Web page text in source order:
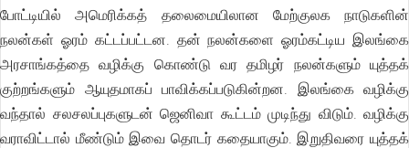
போட்டியில் அமெரிக்கத் தலைமையிலான மேற்குலக நாடுகளின்
நலன்கள் ஓரம் கட்டப்பட்டன. தன் நலன்களை ஓரம்கட்டிய இலங்கை
அரசாங்கத்தை வழிக்கு கொண்டு வர தமிழர் நலன்களும் யுத்தக்
குற்றங்களும் ஆயுதமாகப் பாவிக்கப்படுகின்றன. இலங்கை வழிக்கு
வந்தால் சலசலப்புகளுடன் ஜெனிவா கூட்டம் முடிந்து விடும். வழிக்கு
வராவிட்டால் மீண்டும் இவை தொடர் கதையாகும். இறுதிவரை யுத்தக்